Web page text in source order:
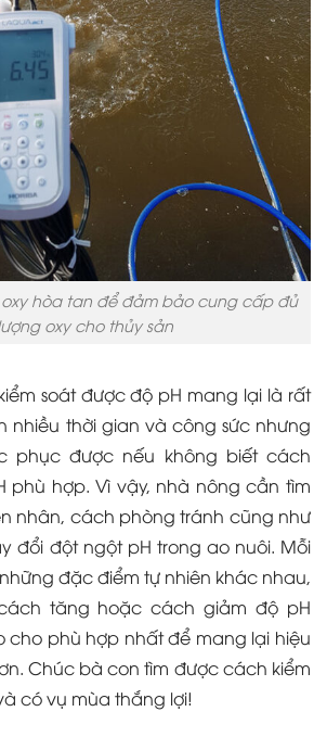
hòa tan để đảm bảo cung cấp đủ
oxy cho thủy sản
soát được độ pH mang lại là rất
nhiều thời gian và công sức nhưng
phục được nếu không biết cách
phù hợp. Vì vậy, nhà nông cần tìm
nhân, cách phòng tránh cũng như
đổi đột ngột pH trong ao nuôi. Mỗi
đặc điểm tự nhiên khác nhau,
tăng hoặc cách giảm độ pH
cho phù hợp nhất để mang lại hiệu
Chúc bà con tìm được cách kiểm
có vụ mùa thắng lợi!